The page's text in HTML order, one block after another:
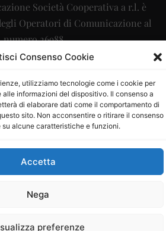
Consenso Cookie
utilizziamo tecnologie come i cookie per
informazioni del dispositivo. Il consenso a
di elaborare dati come il comportamento di
sito. Non acconsentire o ritirare il consenso
alcune caratteristiche e funzioni.
Accetta
Nega
preferenze
Società Cooperativa a r.l. è
Operatori di Comunicazione al
numero 26988
Digitale srl – info@ladigitale.it